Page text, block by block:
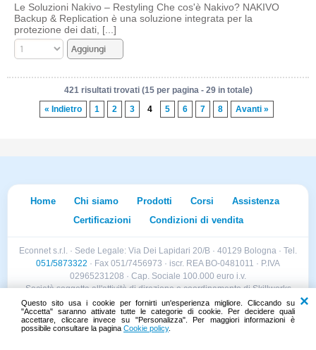
Questo sito usa i cookie per fornirti un'esperienza migliore. Cliccando su
"Accetta" saranno attivate tutte le categorie di cookie. Per decidere quali
accettare, cliccare invece su "Personalizza". Per maggiori informazioni è
possibile consultare la pagina Cookie policy.
Le Soluzioni Nakivo – Restyling Che cos'è Nakivo? NAKIVO
Backup & Replication è una soluzione integrata per la
protezione dei dati, [...]
421 risultati trovati (15 per pagina - 29 in totale)
« Indietro
1 2 3 4 5 6 7 8 Avanti »
Home Chi siamo Prodotti Corsi
Assistenza
Certificazioni
Condizioni di vendita
Econnet s.r.l. · Sede Legale: Via Dei Lapidari 20/B · 40129 Bologna · Tel.
051/5873322 · Fax 051/7456973 · iscr. REA BO-0481011 · P.IVA
02965231208 · Cap. Sociale 100.000 euro i.v.
Società soggetta all'attività di direzione e coordinamento di Skillworks
Holding s.r.l. · Sede Legale: Via Vittorio Emanuele II 28 · Roncadelle (BS)
- C.F. 04151440981